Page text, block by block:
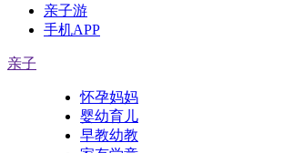
亲子游
手机APP
亲子
怀孕妈妈
婴幼育儿
早教幼教